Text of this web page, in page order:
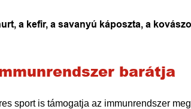
a kefir, a savanyú káposzta, a
barátja
sport is támogatja az immunrendszer